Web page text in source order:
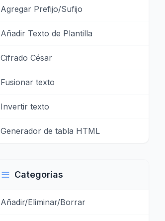
Agregar Prefijo/Sufijo
Añadir Texto de Plantilla
Cifrado César
Fusionar texto
Invertir texto
Generador de tabla HTML
Categorías
Añadir/Eliminar/Borrar